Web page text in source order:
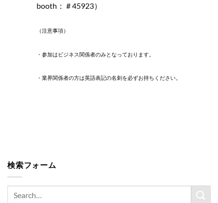
booth： # 45923）
（注意事項）
・参加はビジネス関係者のみとなっております。
・業界関係者の方は英語表記の名刺を必ずお持ちください。
検索フォーム